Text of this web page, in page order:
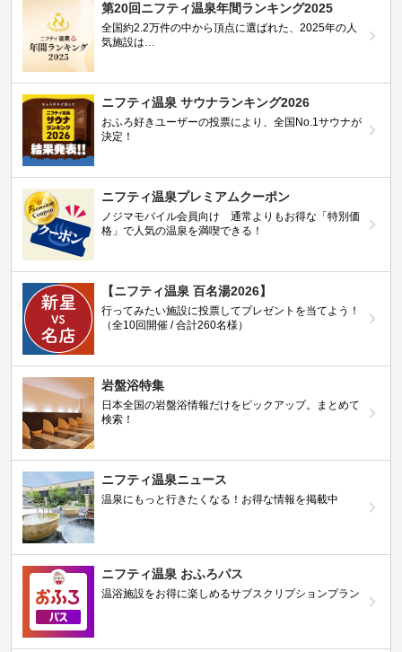
第20回ニフティ温泉年間ランキング2025
全国約2.2万件の中から頂点に選ばれた、2025年の人
気施設は…
ニフティ温泉 サウナランキング2026
おふろ好きユーザーの投票により、全国No.1サウナが
決定！
ニフティ温泉プレミアムクーポン
ノジマモバイル会員向け 通常よりもお得な「特別価
格」で人気の温泉を満喫できる！
【ニフティ温泉 百名湯2026】
行ってみたい施設に投票してプレゼントを当てよう！
（全10回開催 / 合計260名様）
岩盤浴特集
日本全国の岩盤浴情報だけをピックアップ。まとめて
検索！
ニフティ温泉ニュース
温泉にもっと行きたくなる！お得な情報を掲載中
ニフティ温泉 おふろパス
温浴施設をお得に楽しめるサブスクリプションプラン